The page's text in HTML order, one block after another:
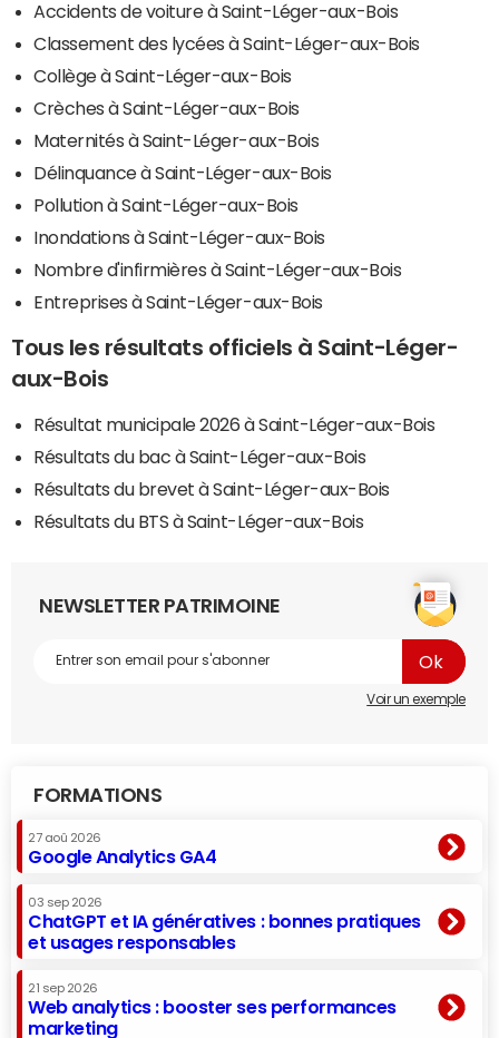
Accidents de voiture à Saint-Léger-aux-Bois
Classement des lycées à Saint-Léger-aux-Bois
Collège à Saint-Léger-aux-Bois
Crèches à Saint-Léger-aux-Bois
Maternités à Saint-Léger-aux-Bois
Délinquance à Saint-Léger-aux-Bois
Pollution à Saint-Léger-aux-Bois
Inondations à Saint-Léger-aux-Bois
Nombre d'infirmières à Saint-Léger-aux-Bois
Entreprises à Saint-Léger-aux-Bois
Tous les résultats officiels à Saint-Léger-
aux-Bois
Résultat municipale 2026 à Saint-Léger-aux-Bois
Résultats du bac à Saint-Léger-aux-Bois
Résultats du brevet à Saint-Léger-aux-Bois
Résultats du BTS à Saint-Léger-aux-Bois
NEWSLETTER PATRIMOINE
Voir un exemple
FORMATIONS
27 aoû 2026
Google Analytics GA4
03 sep 2026
ChatGPT et IA génératives : bonnes pratiques
et usages responsables
21 sep 2026
Web analytics : booster ses performances
marketing